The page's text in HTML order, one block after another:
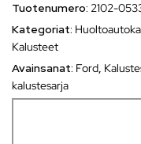
Tuotenumero: 2102-
Kategoriat:
Kalusteet
Avainsanat: Ford,
kalustesarja